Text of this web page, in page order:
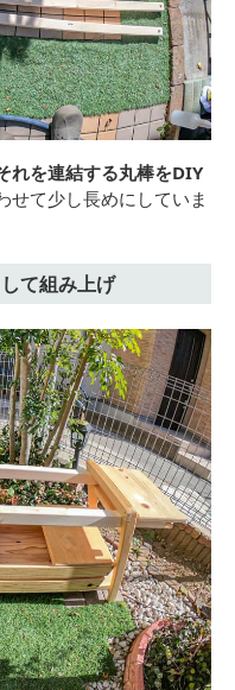
れを連結する丸棒をDIY
せて少し長めにしていま
て組み上げ